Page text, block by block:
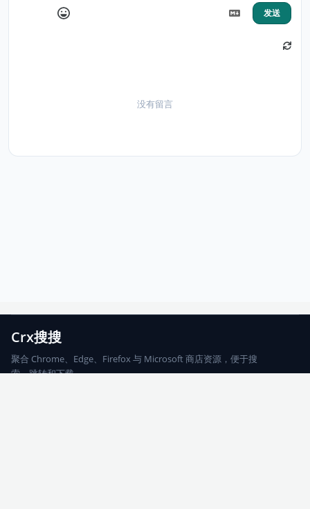
发送
没有留言
Crx搜搜
聚合 Chrome、Edge、Firefox 与 Microsoft 商店资源，便于搜
索、跳转和下载。